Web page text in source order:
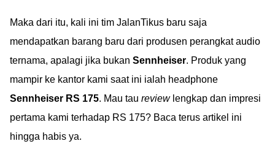
Maka dari itu, kali ini tim JalanTikus baru saja
mendapatkan barang baru dari produsen perangkat audio
ternama, apalagi jika bukan Sennheiser. Produk yang
mampir ke kantor kami saat ini ialah headphone
Sennheiser RS 175. Mau tau reviewlengkap dan impresi
pertama kami terhadap RS 175? Baca terus artikel ini
hingga habis ya.